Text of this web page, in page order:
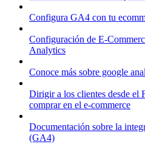
Configura GA4 con tu
Configuración de E-
Analytics
Conoce más sobre google
Dirigir a los clientes desde el
comprar en el e-commerce
Documentación sobre la
(GA4)